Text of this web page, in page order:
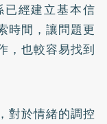
經建立基本信
時間，讓問題更
，也較容易找到
對於情緒的調控